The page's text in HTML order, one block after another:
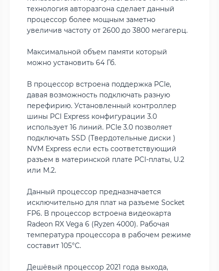
технология авторазгона сделает данный
процессор более мощным заметно
увеличив частоту от 2600 до 3800 мегагерц.
Максимальной объем памяти который
можно установить 64 Гб.
В процессор встроена поддержка PCIe,
давая возможность подключать разную
перефирию. Установленный контроллер
шины PCI Express конфигурации 3.0
использует 16 линий. PCIe 3.0 позволяет
подключать SSD (Твердотельные диски )
NVM Express если есть соответствующий
разъем в материнской плате PCI-платы, U.2
или M.2.
Данный процессор предназначается
исключительно для плат на разъеме Socket
FP6. В процессор встроена видеокарта
Radeon RX Vega 6 (Ryzen 4000). Рабочая
температура процессора в рабочем режиме
составит 105°C.
Дешёвый процессор 2021 года выхода,